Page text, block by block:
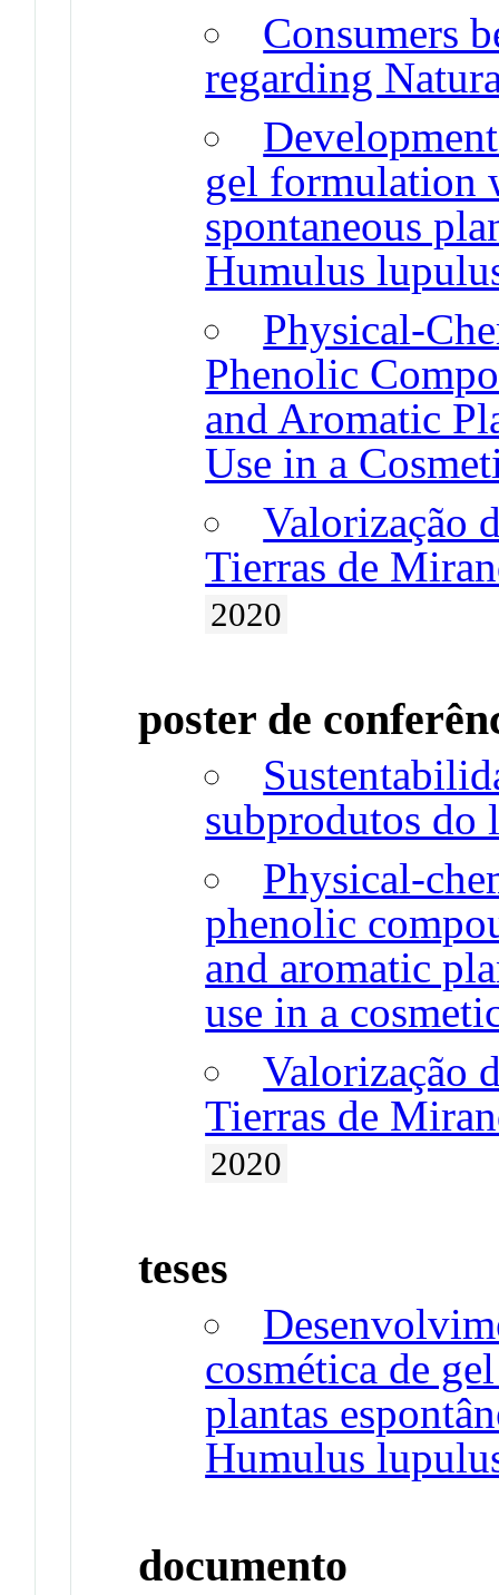
Consumers
regarding
gel formulation
spontaneous
Humulus
Physical-
Phenolic
and Aromatic
Use in a
Valorização
Tierras de
2020
poster de
subprodutos do
Physical-
phenolic
and aromatic
use in a
Valorização
Tierras de
2020
teses
cosmética de
plantas
Humulus
documento